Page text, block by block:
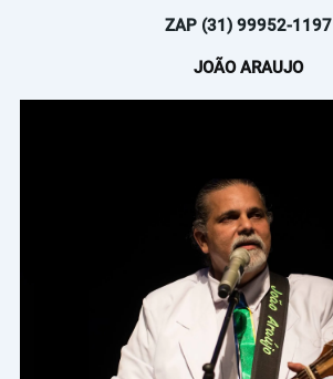
ZAP (31) 99952-1197
JOÃO ARAUJO